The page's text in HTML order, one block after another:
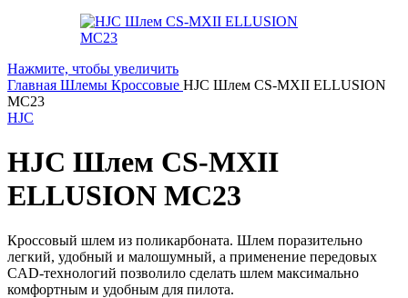
Нажмите, чтобы увеличить
Главная Шлемы Кроссовые HJC Шлем CS-MXII ELLUSION
MC23
HJC
HJC Шлем CS-MXII
ELLUSION MC23
Кроссовый шлем из поликарбоната. Шлем поразительно
легкий, удобный и малошумный, а применение передовых
CAD-технологий позволило сделать шлем максимально
комфортным и удобным для пилота.